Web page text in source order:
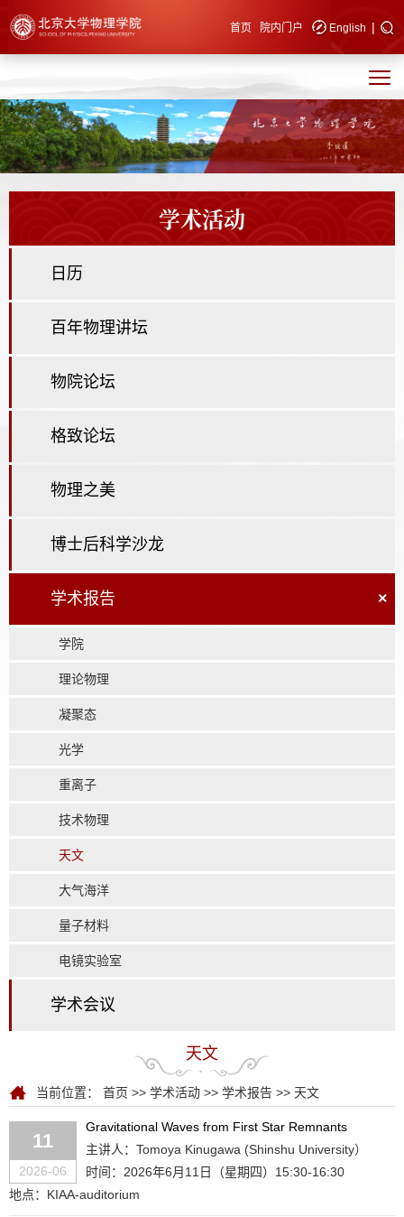
快速导航 首页 院内门户 English |
学术活动
日历
百年物理讲坛
物院论坛
格致论坛
物理之美
博士后科学沙龙
学术报告 ×
学院
理论物理
凝聚态
光学
重离子
技术物理
天文
大气海洋
量子材料
电镜实验室
学术会议
天文
当前位置： 首页 >> 学术活动 >> 学术报告 >> 天文
11
2026-06
Gravitational Waves from First Star Remnants
主讲人：Tomoya Kinugawa (Shinshu University）
时间：2026年6月11日（星期四）15:30-16:30
地点：KIAA-auditorium